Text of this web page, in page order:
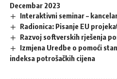
Decembar 2023
Interaktivni seminar –
Radionica: Pisanje EU
Razvoj softverskih rješenja
Izmjena Uredbe o pomoći
indeksa potrošačkih cijena